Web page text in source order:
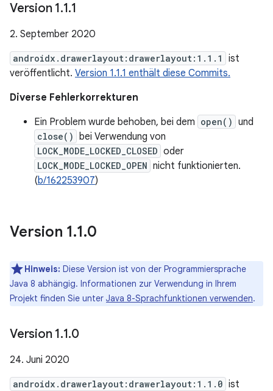
Version 1.1.1
2. September 2020
androidx.drawerlayout:drawerlayout:1.1.1
ist
veröffentlicht. Version 1.1.1 enthält diese Commits.
Diverse Fehlerkorrekturen
Ein Problem wurde behoben, bei dem open() und
close() bei Verwendung von
LOCK_MODE_LOCKED_CLOSED oder
LOCK_MODE_LOCKED_OPEN nicht funktionierten.
(b/162253907)
Version 1.1.0
Hinweis: Diese Version ist von der Programmiersprache
Java 8 abhängig. Informationen zur Verwendung in Ihrem
Projekt finden Sie unter Java 8-Sprachfunktionen verwenden.
Version 1.1.0
24. Juni 2020
androidx.drawerlayout:drawerlayout:1.1.0 ist